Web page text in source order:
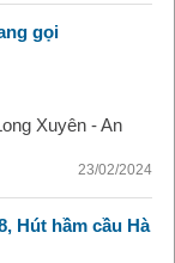
gọi
Xuyên - An
23/02/2024
Hút hầm cầu Hà